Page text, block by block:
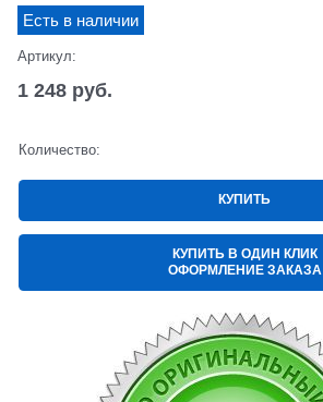
Есть в наличии
Артикул:
1 248 руб.
Количество:
КУПИТЬ
КУПИТЬ В ОДИН КЛИК
ОФОРМЛЕНИЕ ЗАКАЗА